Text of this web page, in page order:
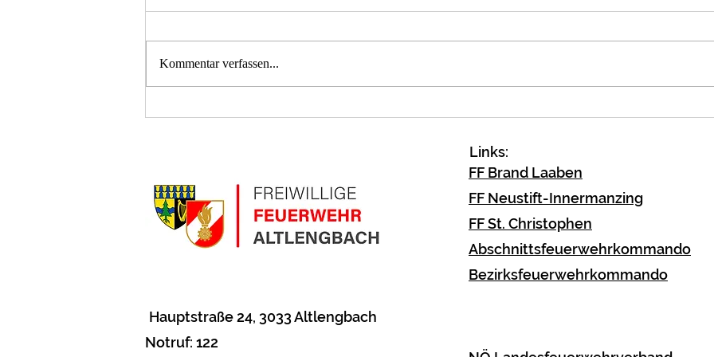
Verkehrsunfall
Kommentar verfassen...
Links:
FF Brand Laaben
FF Neustift-Innermanzing
FF St. Christophen
Abschnittsfeuerwehrkommando
Bezirksfeuerwehrkommando
Hauptstraße 24, 3033 Altlengbach
Notruf: 122